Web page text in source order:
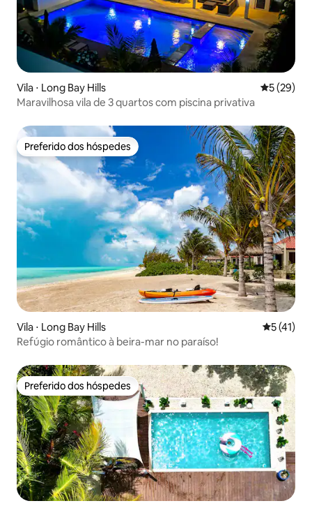
Vila ⋅ Long Bay Hills 5 de uma
5 (29)
Maravilhosa vila de 3 quartos com piscina privativa
Preferido dos hóspedes
Preferido dos hóspedes
Vila ⋅ Long Bay Hills 5 de uma
5 (41)
Refúgio romântico à beira-mar no paraíso!
Preferido dos hóspedes
Preferido dos hóspedes